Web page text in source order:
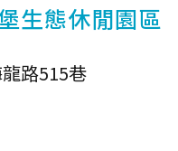
生態休閒園區
路515巷